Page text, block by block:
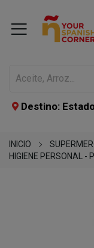
Destino:
INICIO
HIGIENE PERSONAL -